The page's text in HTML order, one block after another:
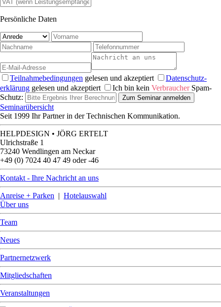
Persönliche Daten
Teilnahmebedingungen gelesen und akzeptiert
Daten­schutz­
erklärung gelesen und akzeptiert Ich bin kein Verbraucher Spam-
Schutz:
Zum Seminar anmelden
Seminarübersicht
Seit 1999 Ihr Partner in der Technischen Kommunikation.
HELPDESIGN • JÖRG ERTELT
Ulrichstraße 1
73240 Wendlingen am Neckar
+49 (0) 7024 40 47 49 oder -46
Kontakt - Ihre Nachricht an uns
Anreise + Parken | Hotelauswahl
Über uns
Team
Neues
Partnernetzwerk
Mitgliedschaften
Veranstaltungen